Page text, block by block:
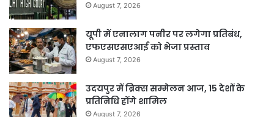
August 7, 2026
यूपी में एनालाग पनीर पर लगेगा प्रतिबंध,
एफएसएसएआई को भेजा प्रस्ताव
August 7, 2026
उदयपुर में ब्रिक्स सम्मेलन आज, 15 देशों के
प्रतिनिधि होंगे शामिल
August 7, 2026